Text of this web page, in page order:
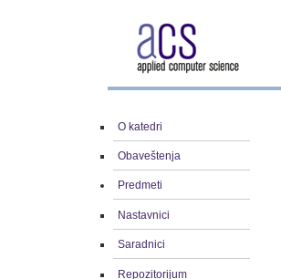
O katedri
Obaveštenja
Predmeti
Nastavnici
Saradnici
Repozitorijum